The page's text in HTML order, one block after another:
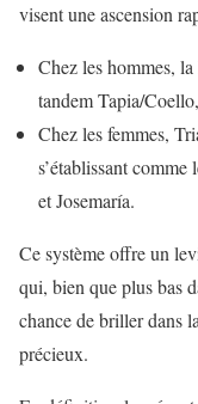
visent une ascension
Chez les hommes,
tandem Tapia/
Chez les femmes,
s’établissant
et Josemaría.
Ce système offre un
qui, bien que plus bas
chance de briller dans
précieux.